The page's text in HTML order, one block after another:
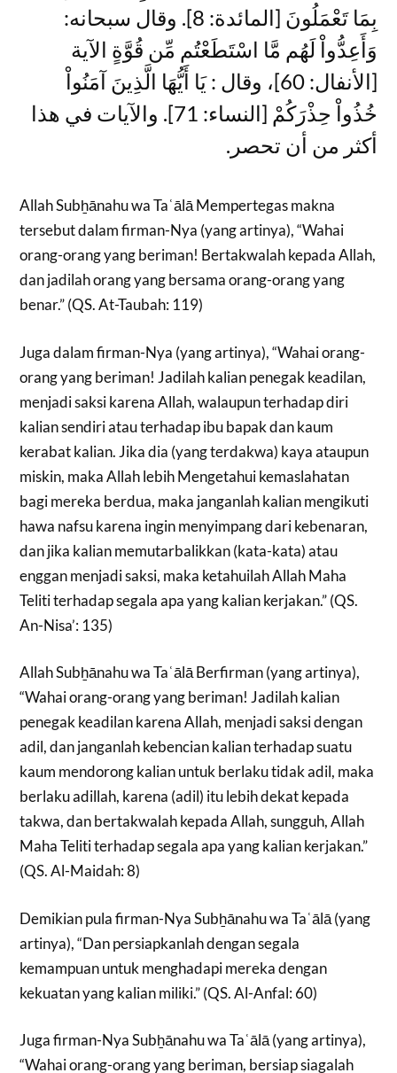
بِمَا تَعْمَلُونَ [المائدة: 8]. وقال سبحانه:
وَأَعِدُّواْ لَهُم مَّا اسْتَطَعْتُم مِّن قُوَّةٍ الآية
[الأنفال: 60]، وقال : يَا أَيُّهَا الَّذِينَ آمَنُواْ
خُذُواْ حِذْرَكُمْ [النساء: 71]. والآيات في هذا
أكثر من أن تحصر.
Allah Subẖānahu wa Taʿālā Mempertegas makna
tersebut dalam firman-Nya (yang artinya), “Wahai
orang-orang yang beriman! Bertakwalah kepada Allah,
dan jadilah orang yang bersama orang-orang yang
benar.” (QS. At-Taubah: 119)
Juga dalam firman-Nya (yang artinya), “Wahai orang-
orang yang beriman! Jadilah kalian penegak keadilan,
menjadi saksi karena Allah, walaupun terhadap diri
kalian sendiri atau terhadap ibu bapak dan kaum
kerabat kalian. Jika dia (yang terdakwa) kaya ataupun
miskin, maka Allah lebih Mengetahui kemaslahatan
bagi mereka berdua, maka janganlah kalian mengikuti
hawa nafsu karena ingin menyimpang dari kebenaran,
dan jika kalian memutarbalikkan (kata-kata) atau
enggan menjadi saksi, maka ketahuilah Allah Maha
Teliti terhadap segala apa yang kalian kerjakan.” (QS.
An-Nisa’: 135)
Allah Subẖānahu wa Taʿālā Berfirman (yang artinya),
“Wahai orang-orang yang beriman! Jadilah kalian
penegak keadilan karena Allah, menjadi saksi dengan
adil, dan janganlah kebencian kalian terhadap suatu
kaum mendorong kalian untuk berlaku tidak adil, maka
berlaku adillah, karena (adil) itu lebih dekat kepada
takwa, dan bertakwalah kepada Allah, sungguh, Allah
Maha Teliti terhadap segala apa yang kalian kerjakan.”
(QS. Al-Maidah: 8)
Demikian pula firman-Nya Subẖānahu wa Taʿālā (yang
artinya), “Dan persiapkanlah dengan segala
kemampuan untuk menghadapi mereka dengan
kekuatan yang kalian miliki.” (QS. Al-Anfal: 60)
Juga firman-Nya Subẖānahu wa Taʿālā (yang artinya),
“Wahai orang-orang yang beriman, bersiap siagalah